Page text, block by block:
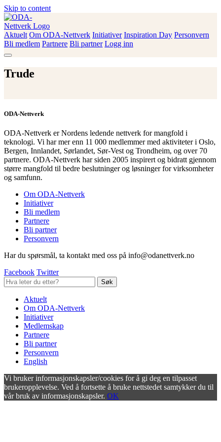
Skip to content
ODA-Nettverk
Aktuelt Om ODA-Nettverk Initiativer Inspiration Day Personvern
Bli medlem Partnere Bli partner Logg inn
Trude
ODA-Nettverk
ODA-Nettverk er Nordens ledende nettverk for mangfold i
teknologi. Vi har mer enn 11 000 medlemmer med aktiviteter i Oslo,
Bergen, Innlandet, Sørlandet, Sør-Vest og Trondheim, og over 70
partnere. ODA-Nettverk har siden 2005 inspirert og bidratt gjennom
større mangfold til bedre beslutninger og løsninger for virksomheter
og samfunn.
Om ODA-Nettverk
Initiativer
Bli medlem
Partnere
Bli partner
Personvern
Har du spørsmål, ta kontakt med oss på info@odanettverk.no
Facebook Twitter
Aktuelt
Om ODA-Nettverk
Initiativer
Medlemskap
Partnere
Bli partner
Personvern
English
Vi bruker informasjonskapsler/cookies for å gi deg en tilpasset
brukeropplevelse. Ved å fortsette å bruke nettstedet samtykker du til
vår bruk av informasjonskapsler. OK